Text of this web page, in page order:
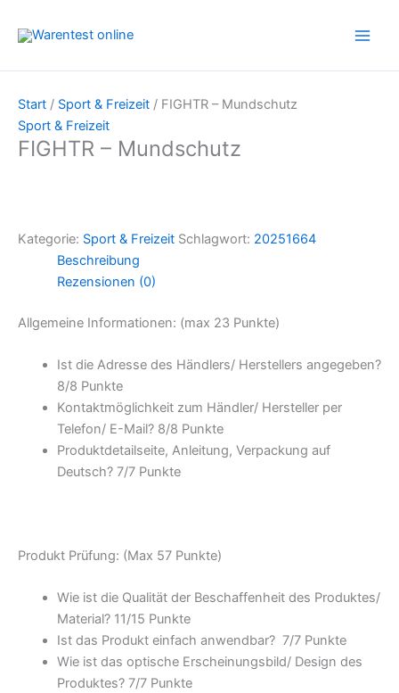
Inhalt
Start / Sport & Freizeit / FIGHTR – Mundschutz
Sport & Freizeit
FIGHTR – Mundschutz
Kategorie: Sport & Freizeit Schlagwort: 20251664
Beschreibung
Rezensionen (0)
Allgemeine Informationen: (max 23 Punkte)
Ist die Adresse des Händlers/ Herstellers angegeben?
8/8 Punkte
Kontaktmöglichkeit zum Händler/ Hersteller per
Telefon/ E-Mail? 8/8 Punkte
Produktdetailseite, Anleitung, Verpackung auf
Deutsch? 7/7 Punkte
Produkt Prüfung: (Max 57 Punkte)
Wie ist die Qualität der Beschaffenheit des Produktes/
Material? 11/15 Punkte
Ist das Produkt einfach anwendbar? 7/7 Punkte
Wie ist das optische Erscheinungsbild/ Design des
Produktes? 7/7 Punkte